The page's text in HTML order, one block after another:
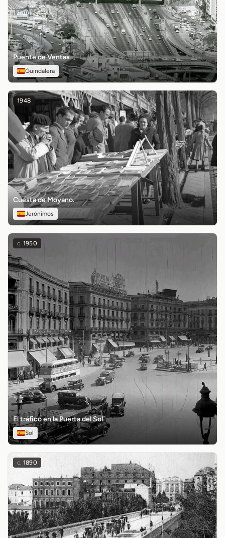
Puente de Ventas
Guindalera
1948
Cuesta de Moyano.
Jerónimos
c. 1950
El tráfico en la Puerta del Sol
Sol
c. 1890